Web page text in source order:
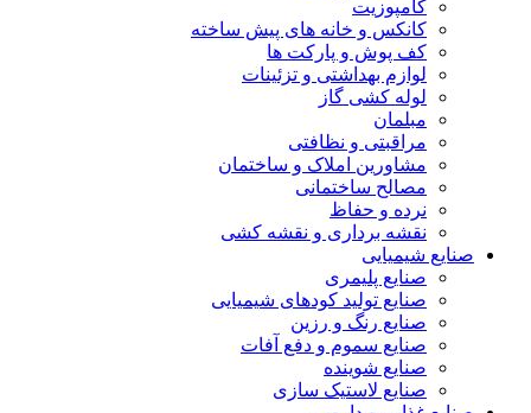
کامپوزیت
کانکس و خانه های پیش ساخته
کف پوش و پارکت ها
لوازم بهداشتی و تزئینات
لوله کشی گاز
مبلمان
مراقبتی و نظافتی
مشاورین املاک و ساختمان
مصالح ساختمانی
نرده و حفاظ
نقشه برداری و نقشه کشی
صنایع شیمیایی
صنایع پلیمری
صنایع تولید کودهای شیمیایی
صنایع رنگ و رزین
صنایع سموم و دفع آفات
صنایع شوینده
صنایع لاستیک سازی